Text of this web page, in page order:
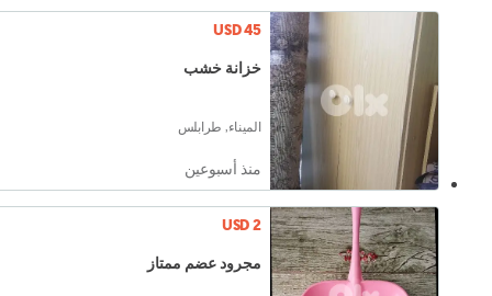
USD 45
خزانة خشب
الميناء, طرابلس
منذ أسبوعين
USD 2
مجرود عضم ممتاز